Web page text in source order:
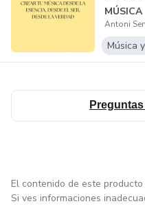
MÚSICA
Antoni
Música
El contenido de este
Si ves informaciones